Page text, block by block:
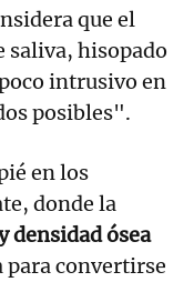
que el
saliva, hisopado
intrusivo en
posibles".
en los
donde la
densidad ósea
para convertirse